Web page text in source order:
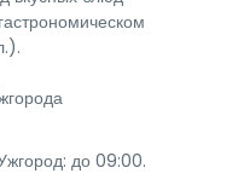
до 09:00.